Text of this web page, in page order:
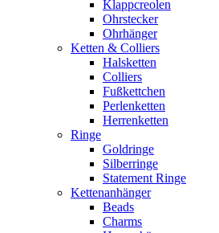
Klappcreolen
Ohrstecker
Ohrhänger
Ketten & Colliers
Halsketten
Colliers
Fußkettchen
Perlenketten
Herrenketten
Ringe
Goldringe
Silberringe
Statement Ringe
Kettenanhänger
Beads
Charms